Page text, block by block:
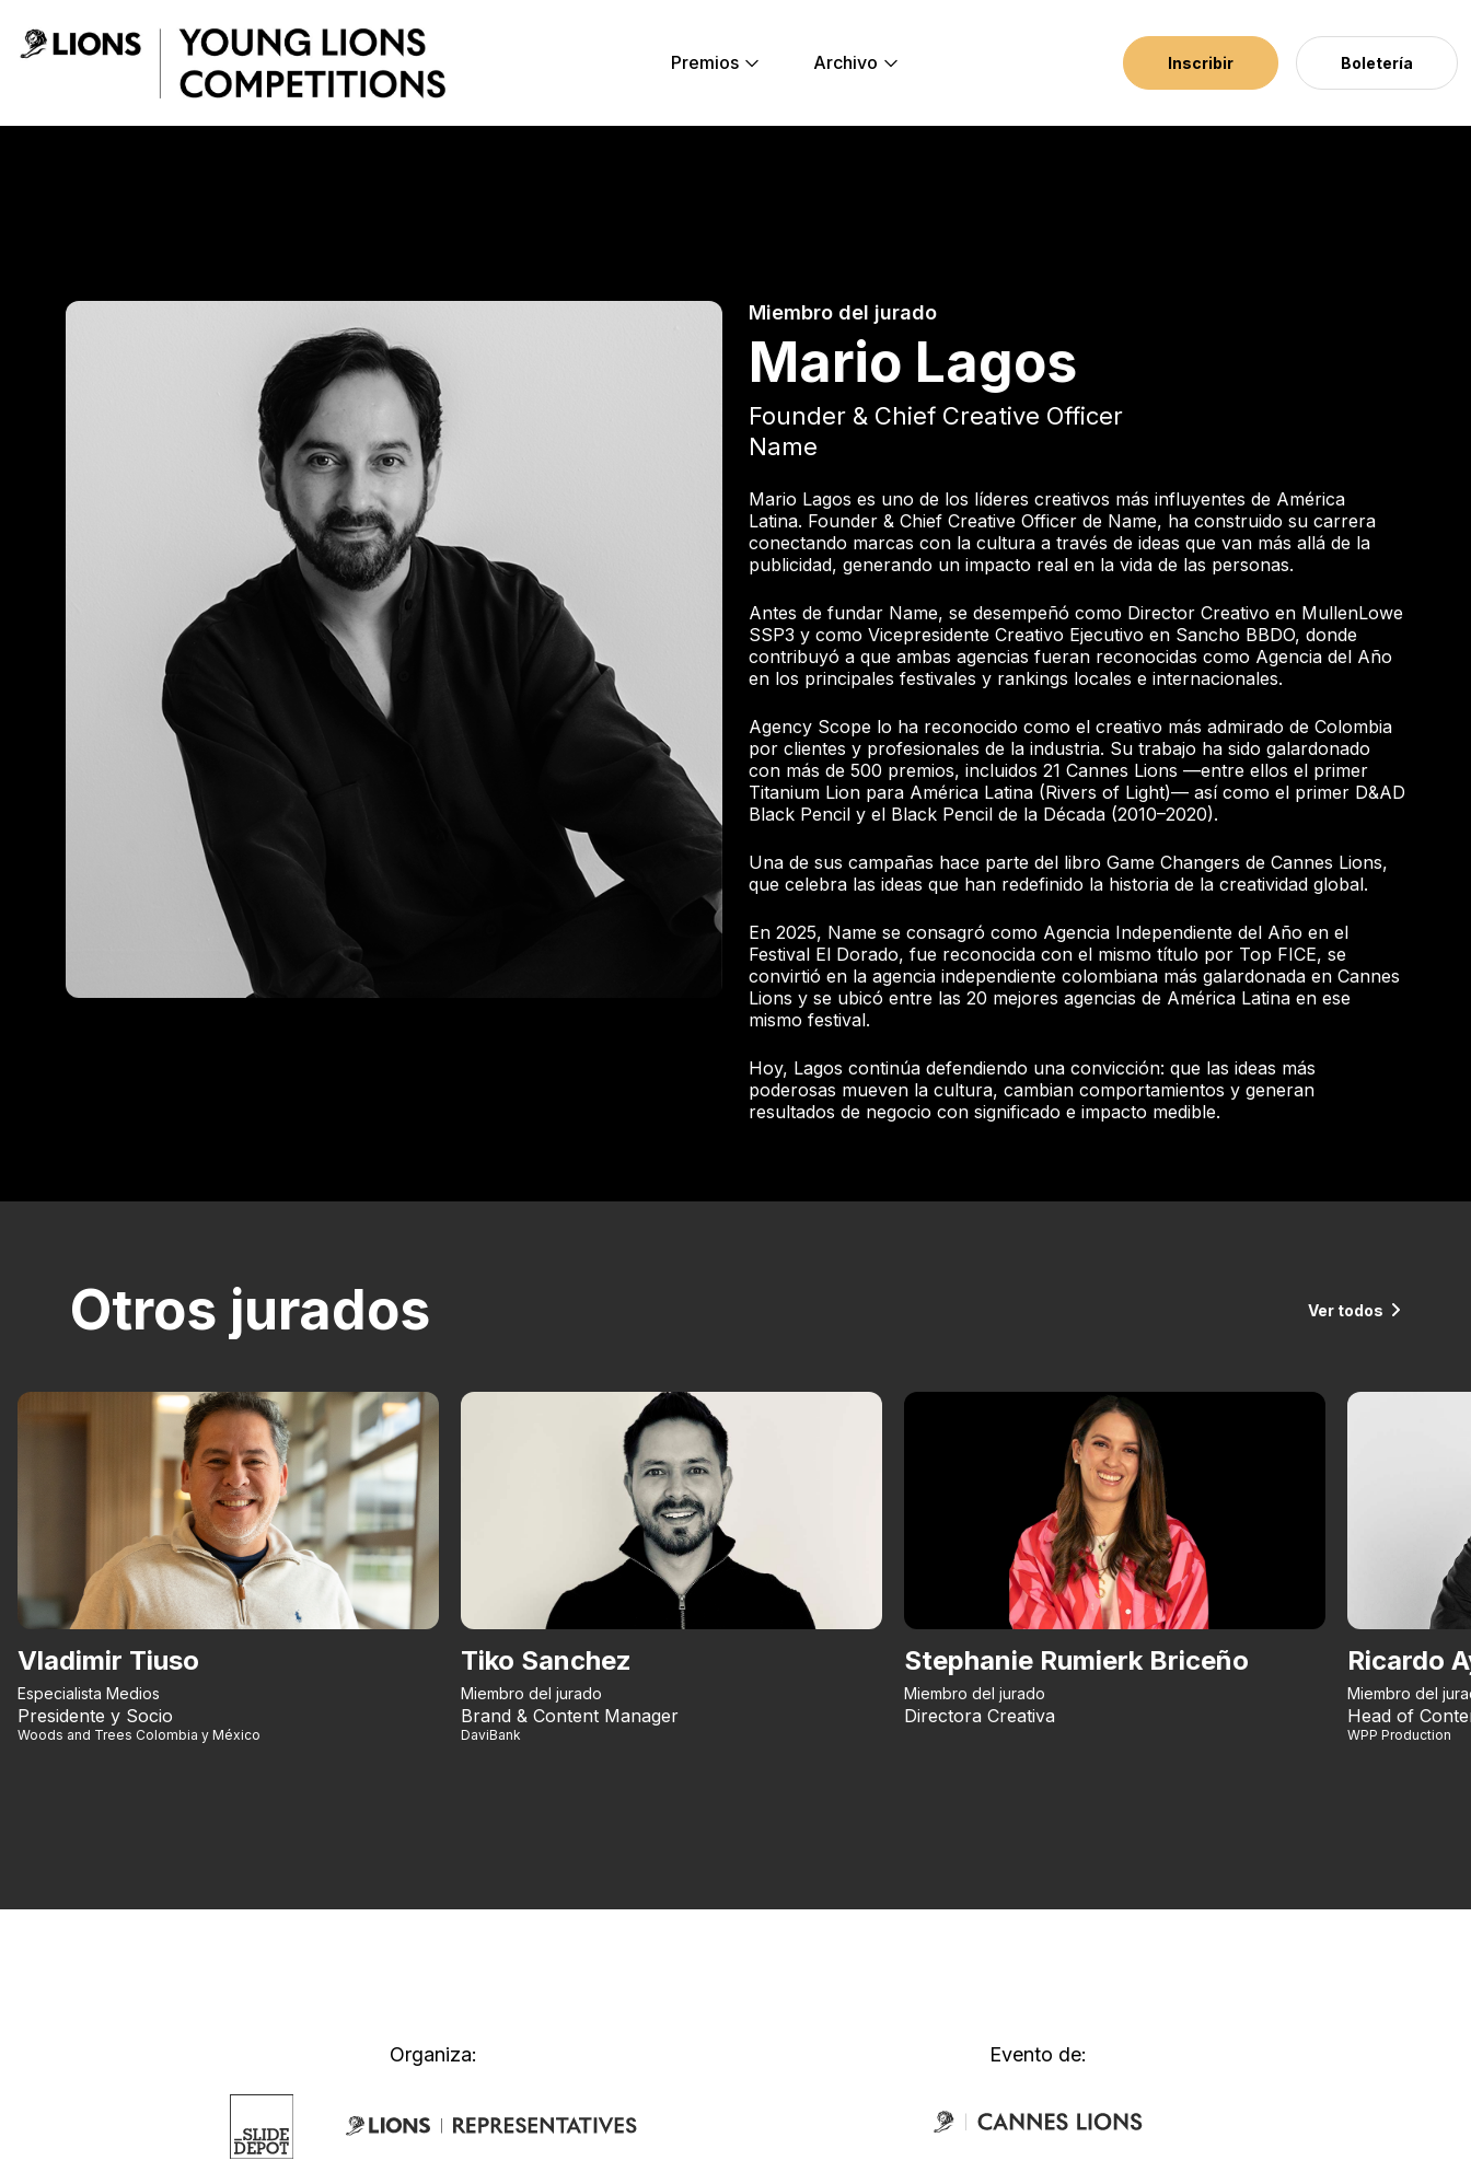
Premios
Archivo Inscribir Boletería
Miembro del jurado
Mario Lagos
Founder & Chief Creative Officer
Name
Mario Lagos es uno de los líderes creativos más influyentes de América
Latina. Founder & Chief Creative Officer de Name, ha construido su carrera
conectando marcas con la cultura a través de ideas que van más allá de la
publicidad, generando un impacto real en la vida de las personas.
Antes de fundar Name, se desempeñó como Director Creativo en MullenLowe
SSP3 y como Vicepresidente Creativo Ejecutivo en Sancho BBDO, donde
contribuyó a que ambas agencias fueran reconocidas como Agencia del Año
en los principales festivales y rankings locales e internacionales.
Agency Scope lo ha reconocido como el creativo más admirado de Colombia
por clientes y profesionales de la industria. Su trabajo ha sido galardonado
con más de 500 premios, incluidos 21 Cannes Lions —entre ellos el primer
Titanium Lion para América Latina (Rivers of Light)— así como el primer D&AD
Black Pencil y el Black Pencil de la Década (2010–2020).
Una de sus campañas hace parte del libro Game Changers de Cannes Lions,
que celebra las ideas que han redefinido la historia de la creatividad global.
En 2025, Name se consagró como Agencia Independiente del Año en el
Festival El Dorado, fue reconocida con el mismo título por Top FICE, se
convirtió en la agencia independiente colombiana más galardonada en Cannes
Lions y se ubicó entre las 20 mejores agencias de América Latina en ese
mismo festival.
Hoy, Lagos continúa defendiendo una convicción: que las ideas más
poderosas mueven la cultura, cambian comportamientos y generan
resultados de negocio con significado e impacto medible.
Otros jurados Ver todos
Vladimir Tiuso
Especialista Medios
Presidente y Socio
Woods and Trees Colombia y México
Tiko Sanchez
Miembro del jurado
Brand & Content Manager
DaviBank
Stephanie Rumierk Briceño
Miembro del jurado
Directora Creativa
Ricardo
Miembro del
Head of
WPP Production
Organiza: Evento de: